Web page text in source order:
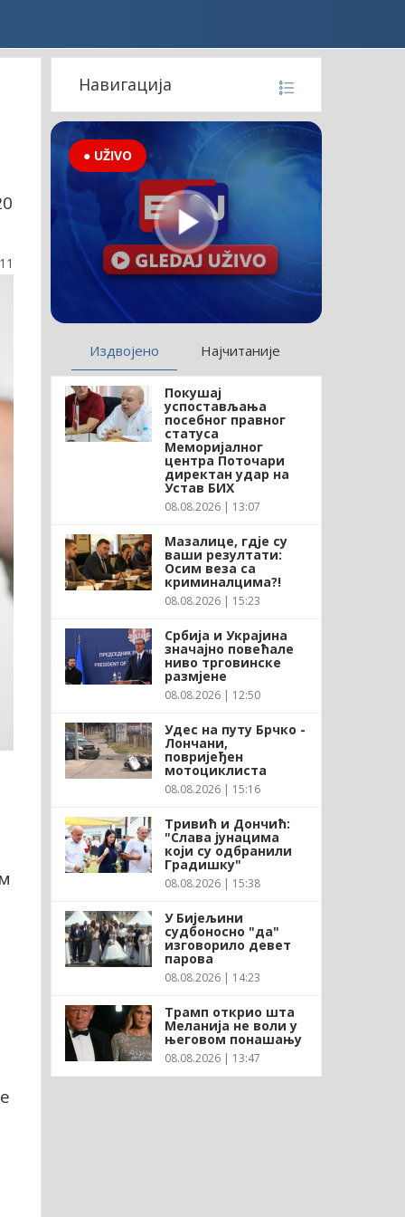
Навигација
● UŽIVO
Издвојено Најчитаније
Покушај
успостављања
посебног правног
статуса
Меморијалног
центра Поточари
директан удар на
Устав БИХ
08.08.2026 | 13:07
Мазалице, гдје су
ваши резултати:
Осим веза са
криминалцима?!
08.08.2026 | 15:23
Србија и Украјина
значајно повећале
ниво трговинске
размјене
08.08.2026 | 12:50
Удес на путу Брчко -
Лончани,
повријеђен
мотоциклиста
08.08.2026 | 15:16
Тривић и Дончић:
"Слава јунацима
који су одбранили
Градишку"
08.08.2026 | 15:38
У Бијељини
судбоносно "да"
изговорило девет
парова
08.08.2026 | 14:23
Трамп открио шта
Меланија не воли у
његовом понашању
08.08.2026 | 13:47